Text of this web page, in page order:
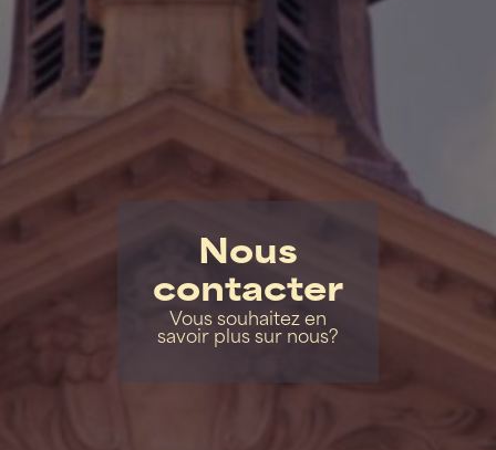
Nous
contacter
Vous souhaitez en
savoir plus sur nous?